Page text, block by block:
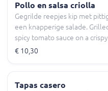
Pollo en salsa criolla
Gegrilde reepjes kip met
een knapperige salade.
spicy tomato sauce on a
€ 10,30
Tapas casero